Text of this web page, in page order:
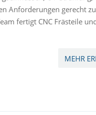
Anforderungen gerecht
fertigt CNC Frästeile
MEHR